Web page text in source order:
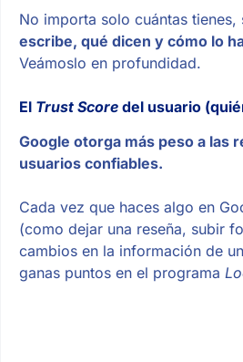
No importa solo cuántas tienes,
escribe, qué dicen y cómo lo
Veámoslo en profundidad.
El Trust Scoredel usuario
Google otorga más peso a las
usuarios confiables.
Cada vez que haces algo en
(como dejar una reseña, subir
cambios en la información de
ganas puntos en el programa